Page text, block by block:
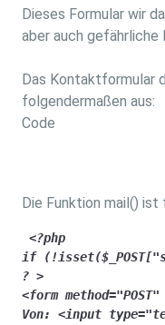
Dieses Formular wir
aber auch gefährliche
Das Kontaktformular
folgendermaßen aus:
Code
Die Funktion mail()
<?php
if
? >
<form
Von: <input